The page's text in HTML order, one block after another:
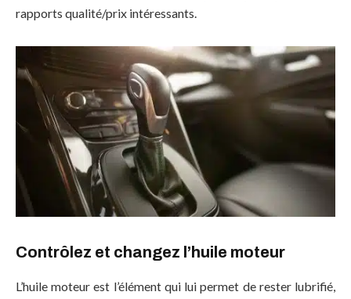
rapports qualité/prix intéressants.
Contrôlez et changez l’huile moteur
L’huile moteur est l’élément qui lui permet de rester lubrifié,